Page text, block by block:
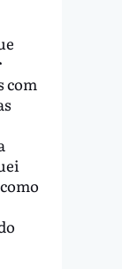
com